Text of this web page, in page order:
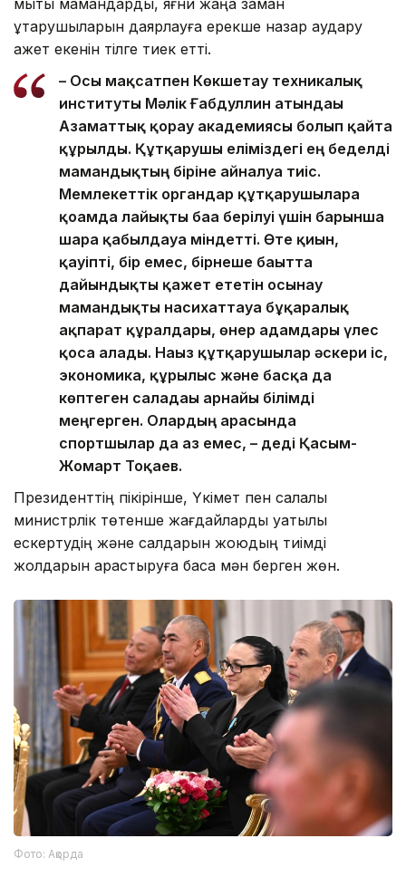
құтқарушыларын даярлауға ерекше назар аудару
қажет екенін тілге тиек етті.
– Осы мақсатпен Көкшетау техникалық
институты Мәлік Ғабдуллин атындағы
Азаматтық қорғау академиясы болып қайта
құрылды. Құтқарушы еліміздегі ең беделді
мамандықтың біріне айналуға тиіс.
Мемлекеттік органдар құтқарушыларға
қоғамда лайықты баға берілуі үшін барынша
шара қабылдауға міндетті. Өте қиын,
қауіпті, бір емес, бірнеше бағытта
дайындықты қажет ететін осынау
мамандықты насихаттауға бұқаралық
ақпарат құралдары, өнер адамдары үлес
қоса алады. Нағыз құтқарушылар әскери іс,
экономика, құрылыс және басқа да
көптеген саладағы арнайы білімді
меңгерген. Олардың арасында
спортшылар да аз емес, – деді Қасым-
Жомарт Тоқаев.
Президенттің пікірінше, Үкімет пен салалық
министрлік төтенше жағдайларды уақтылы
ескертудің және салдарын жоюдың тиімді
жолдарын қарастыруға баса мән берген жөн.
Фото: Ақорда